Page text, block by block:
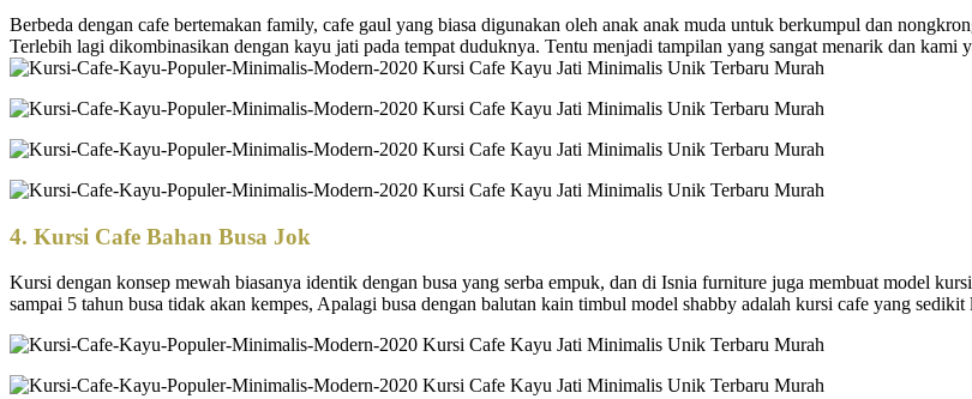
Berbeda dengan cafe bertemakan family, cafe gaul yang biasa digunakan oleh anak anak muda untuk berkumpul dan
Terlebih lagi dikombinasikan dengan kayu jati pada tempat duduknya. Tentu menjadi tampilan yang sangat menarik dan kami
4. Kursi Cafe Bahan Busa Jok
Kursi dengan konsep mewah biasanya identik dengan busa yang serba empuk, dan di Isnia furniture juga membuat model
sampai 5 tahun busa tidak akan kempes, Apalagi busa dengan balutan kain timbul model shabby adalah kursi cafe yang